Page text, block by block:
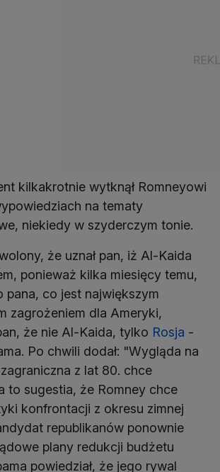
kilkakrotnie wytknął Romneyowi
na tematy
niekiedy w szyderczym tonie.
że uznał pan, iż Al-Kaida
ponieważ kilka miesięcy temu,
pana, co jest największym
zagrożeniem dla Ameryki,
że nie Al-Kaida, tylko Rosja -
Po chwili dodał: "Wygląda na
z lat 80. chce
to sugestia, że Romney chce
konfrontacji z okresu zimnej
republikanów ponownie
plany redukcji budżetu
powiedział, że jego rywal